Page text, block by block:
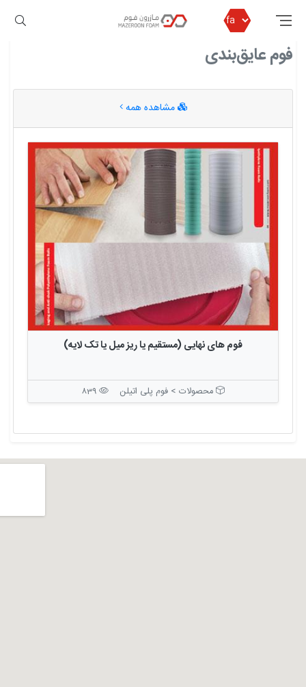
مازرون فوم فوم عایق‌بندی
فوم عایق‌بندی
مشاهده همه
فوم های نهایی (مستقیم یا ریز میل یا تک لایه)
محصولات > فوم پلی اتیلن